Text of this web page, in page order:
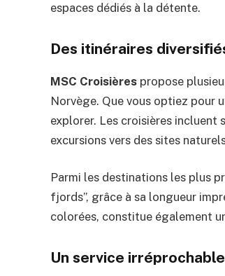
espaces dédiés à la détente.
Des itinéraires
MSC Croisières propose
Norvège. Que vous optiez pour
explorer. Les croisières incluent
excursions vers des sites
Parmi les destinations les plus
fjords”, grâce à sa longueur
colorées, constitue également
Un service irréprochable